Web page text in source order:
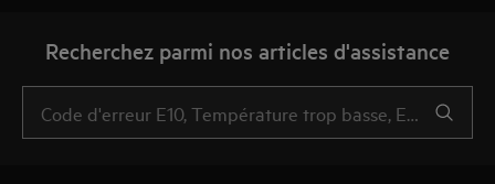
Recherchez parmi nos articles d'assistance